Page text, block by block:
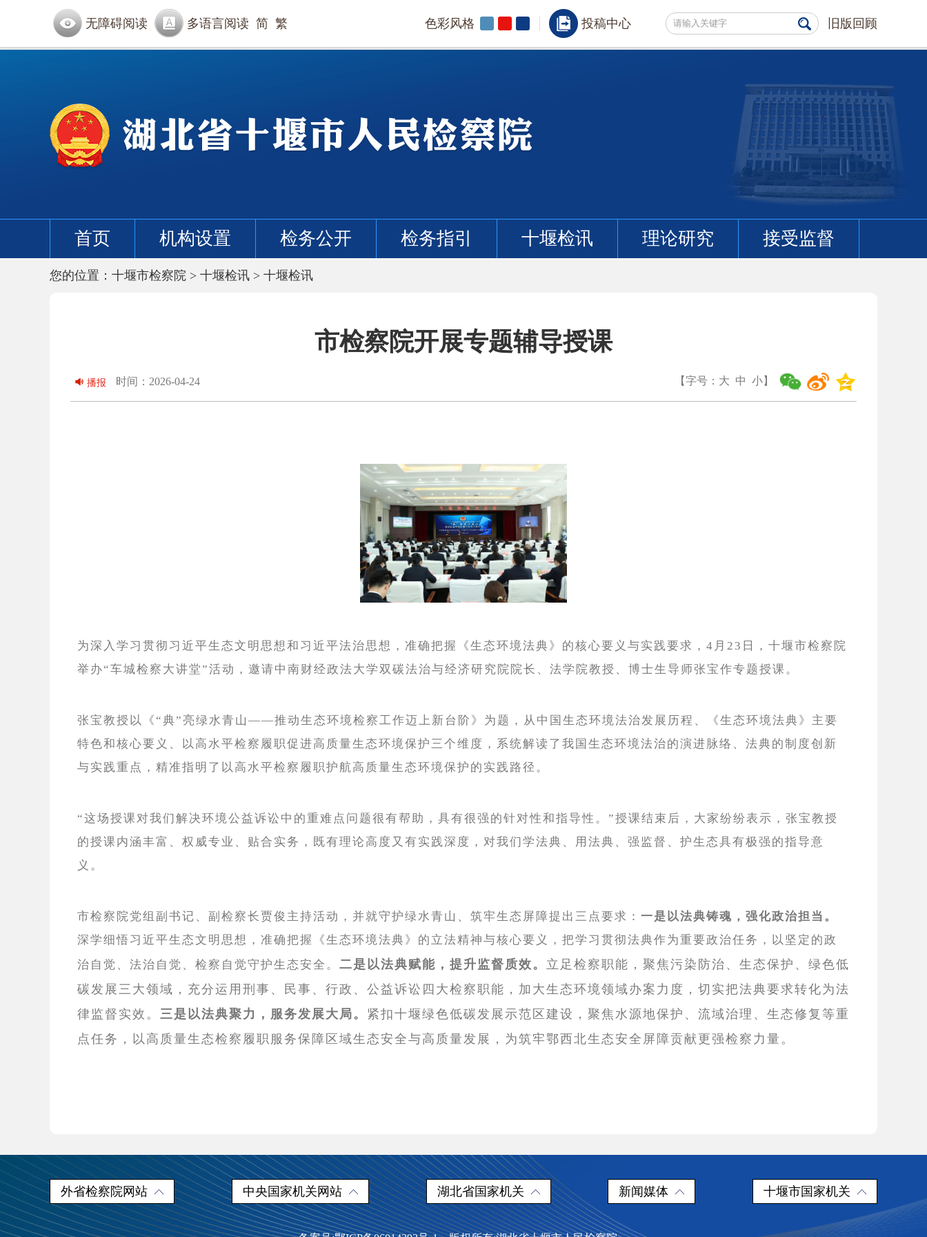
无障碍阅读 多语言阅读 简 繁 色彩风格 投稿中心 旧版回顾
首页 机构设置 检务公开 检务指引 十堰检讯 理论研究 接受监督
您的位置： 十堰市检察院 > 十堰检讯 > 十堰检讯
市检察院开展专题辅导授课
【字号： 大 中 小】
播报 时间：2026-04-24
为深入学习贯彻习近平生态文明思想和习近平法治思想，准确把握《生态环境法典》的核心要义与实践要求，4月23日，十堰市检察院
举办“车城检察大讲堂”活动，邀请中南财经政法大学双碳法治与经济研究院院长、法学院教授、博士生导师张宝作专题授课。
张宝教授以《“典”亮绿水青山——推动生态环境检察工作迈上新台阶》为题，从中国生态环境法治发展历程、《生态环境法典》主要
特色和核心要义、以高水平检察履职促进高质量生态环境保护三个维度，系统解读了我国生态环境法治的演进脉络、法典的制度创新
与实践重点，精准指明了以高水平检察履职护航高质量生态环境保护的实践路径。
“这场授课对我们解决环境公益诉讼中的重难点问题很有帮助，具有很强的针对性和指导性。”授课结束后，大家纷纷表示，张宝教授
的授课内涵丰富、权威专业、贴合实务，既有理论高度又有实践深度，对我们学法典、用法典、强监督、护生态具有极强的指导意
义。
市检察院党组副书记、副检察长贾俊主持活动，并就守护绿水青山、筑牢生态屏障提出三点要求： 一是以法典铸魂，强化政治担当。
深学细悟习近平生态文明思想，准确把握《生态环境法典》的立法精神与核心要义，把学习贯彻法典作为重要政治任务，以坚定的政
治自觉、法治自觉、检察自觉守护生态安全。 二是以法典赋能，提升监督质效。 立足检察职能，聚焦污染防治、生态保护、绿色低
碳发展三大领域，充分运用刑事、民事、行政、公益诉讼四大检察职能，加大生态环境领域办案力度，切实把法典要求转化为法
律监督实效。 三是以法典聚力，服务发展大局。 紧扣十堰绿色低碳发展示范区建设，聚焦水源地保护、流域治理、生态修复等重
点任务，以高质量生态检察履职服务保障区域生态安全与高质量发展，为筑牢鄂西北生态安全屏障贡献更强检察力量。
外省检察院网站 中央国家机关网站 湖北省国家机关 新闻媒体 十堰市国家机关